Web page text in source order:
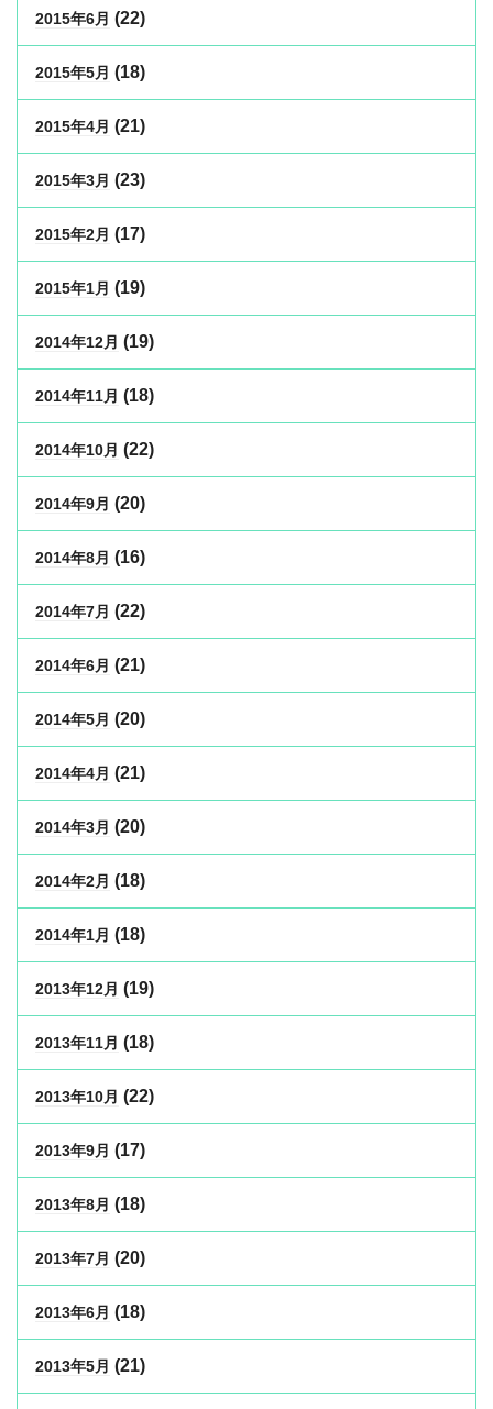
2015年6月 (22)
2015年5月 (18)
2015年4月 (21)
2015年3月 (23)
2015年2月 (17)
2015年1月 (19)
2014年12月 (19)
2014年11月 (18)
2014年10月 (22)
2014年9月 (20)
2014年8月 (16)
2014年7月 (22)
2014年6月 (21)
2014年5月 (20)
2014年4月 (21)
2014年3月 (20)
2014年2月 (18)
2014年1月 (18)
2013年12月 (19)
2013年11月 (18)
2013年10月 (22)
2013年9月 (17)
2013年8月 (18)
2013年7月 (20)
2013年6月 (18)
2013年5月 (21)